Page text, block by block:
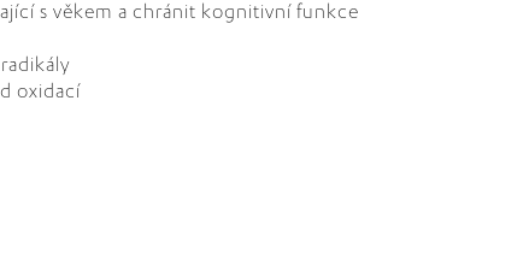
s věkem a chránit kognitivní funkce
oxidací